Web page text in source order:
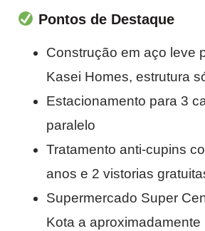
Pontos de Destaque
Construção em aço leve
Kasei Homes, estrutura
Estacionamento para 3
paralelo
Tratamento anti-cupins
anos e 2 vistorias
Supermercado Super
Kota a aproximadamente